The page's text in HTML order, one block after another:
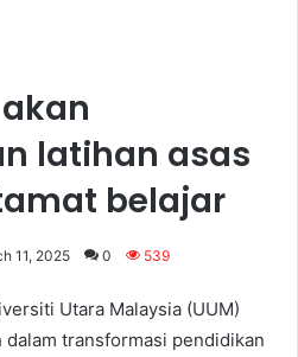
latihan asas
belajar
11, 2025 0 539
Utara Malaysia (UUM)
transformasi pendidikan